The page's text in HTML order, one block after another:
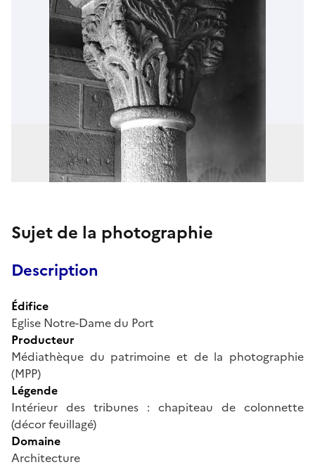
Sujet de la photographie
Description
Édifice
Eglise Notre-Dame du Port
Producteur
Médiathèque du patrimoine et de la photographie
(MPP)
Légende
Intérieur des tribunes : chapiteau de colonnette
(décor feuillagé)
Domaine
Architecture